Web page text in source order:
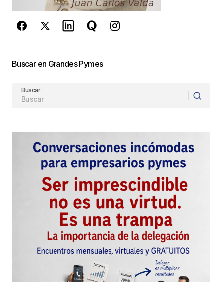
de Googlese aplican.
Buscar en Grandes Pymes
Buscar